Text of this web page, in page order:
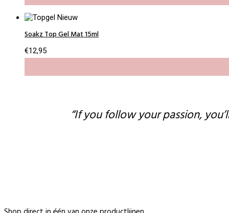
Soakz Top Gel Mat 15ml
€12,95
“If you follow your passion,